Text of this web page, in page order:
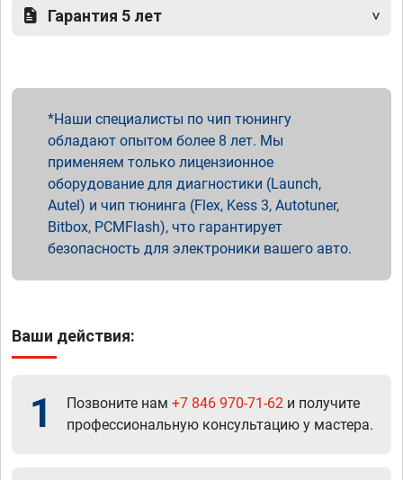
Гарантия 5 лет
Наши специалисты по чип тюнингу
обладают опытом более 8 лет. Мы
применяем только лицензионное
оборудование для диагностики (Launch,
Autel) и чип тюнинга (Flex, Kess 3, Autotuner,
Bitbox, PCMFlash), что гарантирует
безопасность для электроники вашего авто.
Ваши действия:
1 Позвоните нам +7 846 970-71-62 и получите
профессиональную консультацию у мастера.